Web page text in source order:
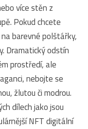
více stěn z
Pokud chcete
barevné polštářky,
Dramatický odstín
prostředí, ale
nebojte se
žlutou či modrou.
dílech jako jsou
NFT digitální